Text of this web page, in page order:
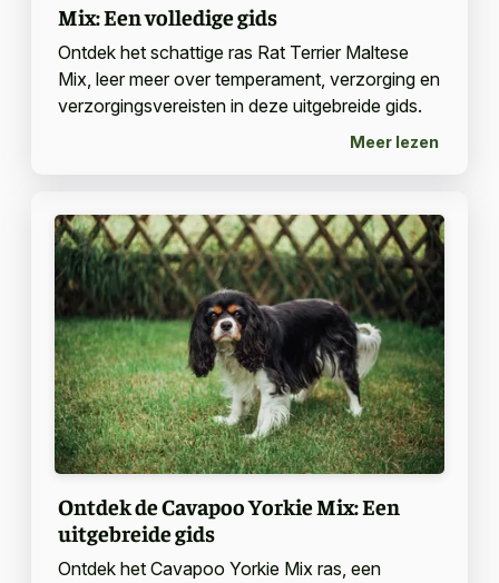
Mix: Een volledige gids
Ontdek het schattige ras Rat Terrier Maltese
Mix, leer meer over temperament, verzorging en
verzorgingsvereisten in deze uitgebreide gids.
Meer lezen
Ontdek de Cavapoo Yorkie Mix: Een
uitgebreide gids
Ontdek het Cavapoo Yorkie Mix ras, een